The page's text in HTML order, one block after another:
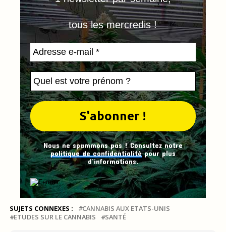
tous les mercredis !
Nous ne spammons pas ! Consultez notre
politique de confidentialitépour plus
d’informations.
SUJETS CONNEXES :
CANNABIS AUX ETATS-UNIS
ETUDES SUR LE CANNABIS
SANTÉ